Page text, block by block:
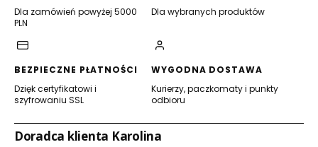
Dla zamówień powyżej 5000
PLN
Dla wybranych produktów
BEZPIECZNE PŁATNOŚCI
Dzięk certyfikatowi i
szyfrowaniu SSL
WYGODNA DOSTAWA
Kurierzy, paczkomaty i punkty
odbioru
Doradca klienta Karolina